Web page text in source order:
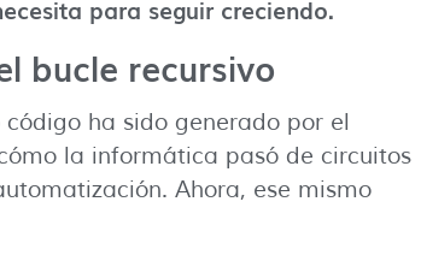
para seguir creciendo.
bucle recursivo
ha sido generado por el
la informática pasó de circuitos
Ahora, ese mismo